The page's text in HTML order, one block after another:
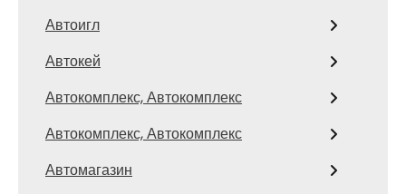
Автоигл
Автокей
Автокомплекс, Автокомплекс
Автокомплекс, Автокомплекс
Автомагазин